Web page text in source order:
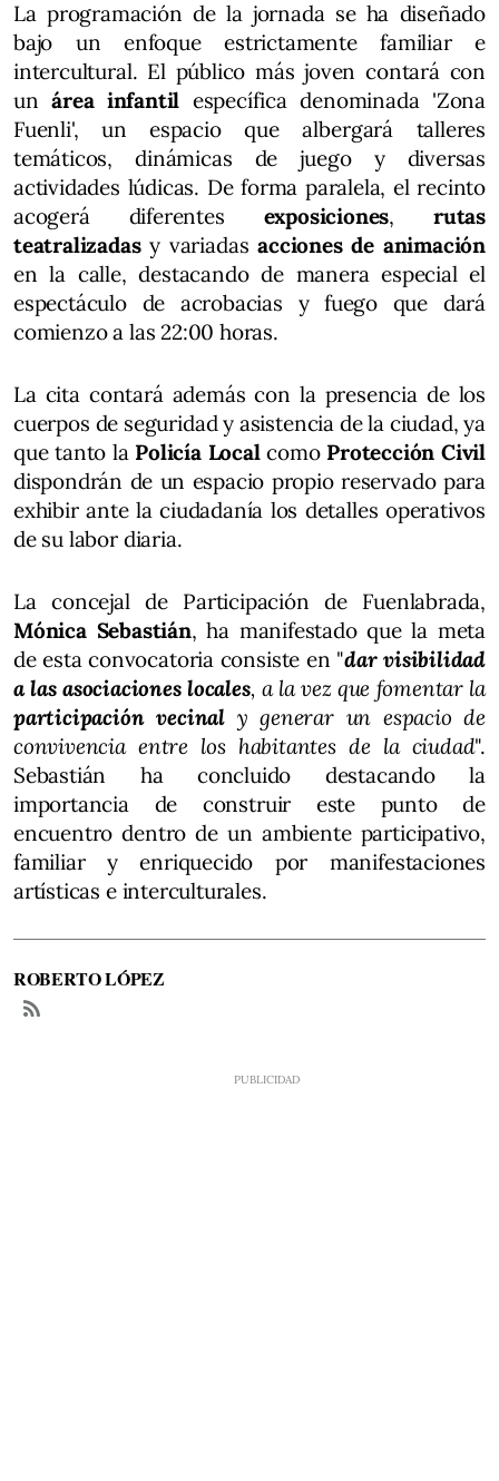
La programación de la jornada se ha diseñado
bajo un enfoque estrictamente familiar e
intercultural. El público más joven contará con
un área infantil específica denominada 'Zona
Fuenli', un espacio que albergará talleres
temáticos, dinámicas de juego y diversas
actividades lúdicas. De forma paralela, el recinto
acogerá diferentes exposiciones, rutas
teatralizadasy variadasacciones de animación
en la calle, destacando de manera especial el
espectáculo de acrobacias y fuego que dará
comienzo a las 22:00 horas.
La cita contará además con la presencia de los
cuerpos de seguridad y asistencia de la ciudad, ya
que tanto la Policía Localcomo Protección Civil
dispondrán de un espacio propio reservado para
exhibir ante la ciudadanía los detalles operativos
de su labor diaria.
La concejal de Participación de Fuenlabrada,
Mónica Sebastián, ha manifestado que la meta
de esta convocatoria consiste en "dar visibilidad
a las asociaciones locales, a la vez que fomentar la
participación vecinaly generar un espacio de
convivencia entre los habitantes de la ciudad".
Sebastián ha concluido destacando la
importancia de construir este punto de
encuentro dentro de un ambiente participativo,
familiar y enriquecido por manifestaciones
artísticas e interculturales.
ROBERTO LÓPEZ